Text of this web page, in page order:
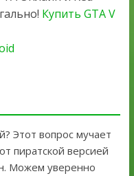
Купить GTA V
Этот вопрос мучает
пиратской версией
Можем уверенно